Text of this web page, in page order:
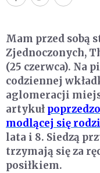
Mam przed sobą
Zjednoczonych,
(25 czerwca). Na
codziennej
aglomeracji
artykuł
modlącej się
lata i 8. Siedzą
trzymają się za
posiłkiem.